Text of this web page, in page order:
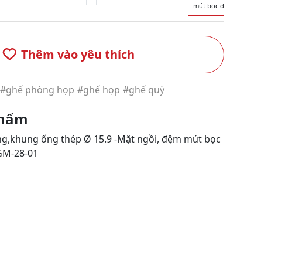
mút bọc da
Thêm vào yêu thích
#ghế phòng họp #ghế họp #ghế quỳ
ống thép Ø 15.9 -Mặt ngồi, đệm mút bọc
28-01